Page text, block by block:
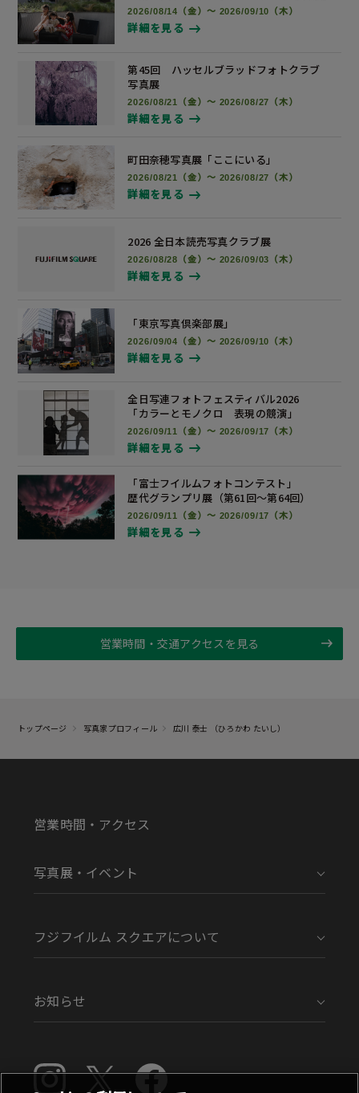
2026/08/14（金）～ 2026/09/10（木）
詳細を見る
第45回 ハッセルブラッドフォトクラブ
写真展
2026/08/21（金）～ 2026/08/27（木）
詳細を見る
町田奈穂写真展 「ここにいる」
2026/08/21（金）～ 2026/08/27（木）
詳細を見る
2026 全日本読売写真クラブ展
2026/08/28（金）～ 2026/09/03（木）
詳細を見る
「東京写真倶楽部展」
2026/09/04（金）～ 2026/09/10（木）
詳細を見る
全日写連フォトフェスティバル2026
「カラーとモノクロ 表現の競演」
2026/09/11（金）～ 2026/09/17（木）
詳細を見る
「富士フイルムフォトコンテスト」
歴代グランプリ展 （第61回～第64回）
2026/09/11（金）～ 2026/09/17（木）
詳細を見る
営業時間・交通アクセスを見る
トップページ 写真家プロフィール 広川 泰士 （ひろかわ たいし）
営業時間・アクセス
写真展・イベント
フジフイルム スクエアについて
お知らせ